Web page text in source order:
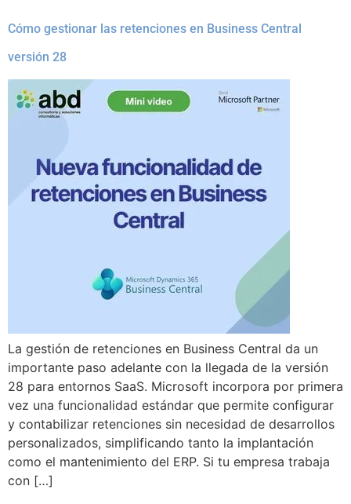
Cómo gestionar las retenciones en Business Central
versión 28
La gestión de retenciones en Business Central da un
importante paso adelante con la llegada de la versión
28 para entornos SaaS. Microsoft incorpora por primera
vez una funcionalidad estándar que permite configurar
y contabilizar retenciones sin necesidad de desarrollos
personalizados, simplificando tanto la implantación
como el mantenimiento del ERP. Si tu empresa trabaja
con […]